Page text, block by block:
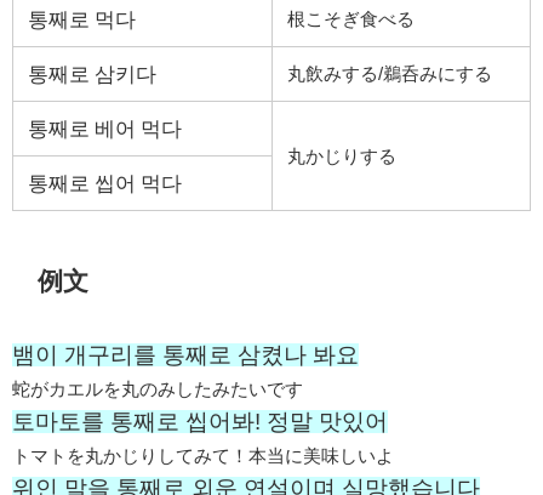
통째로 먹다 根こそぎ食べる
통째로 삼키다 丸飲みする/鵜呑みにする
통째로 베어 먹다
丸かじりする
통째로 씹어 먹다
例文
뱀이 개구리를 통째로 삼켰나 봐요
蛇がカエルを丸のみしたみたいです
토마토를 통째로 씹어봐! 정말 맛있어
トマトを丸かじりしてみて！本当に美味しいよ
위인 말을 통째로 외운 연설이며 실망했습니다